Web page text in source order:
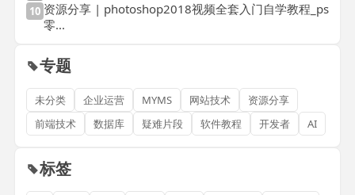
10 资源分享 | photoshop2018视频全套入门自学教程_ps
零...
专题
未分类 企业运营 MYMS 网站技术
资源分享
前端技术
数据库 疑难片段 软件教程 开发者 AI
标签